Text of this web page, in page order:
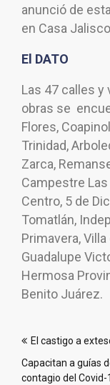
anunció de
en Casa
El DATO
Las 47 calles y
obras se
Flores,
Trinidad,
Zarca,
Campestre Las
Centro, 5 de
Tomatlán,
Primavera,
Guadalupe
Hermosa
Benito Juárez.
de
entradas
El castigo a
Capacitan a guías
contagio del Covid-